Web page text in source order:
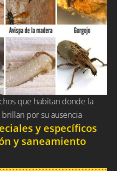
que habitan donde la
por su ausencia
y específicos
y saneamiento